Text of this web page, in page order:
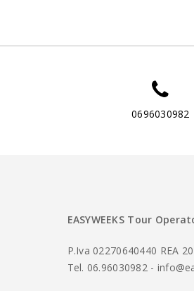
0696030982
EASYWEEKS Tour
P.Iva 02270640440 REA
Tel. 06.96030982 -